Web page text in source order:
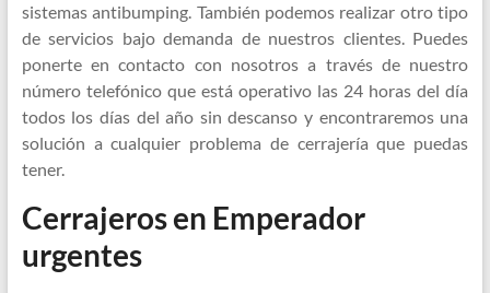
sistemas antibumping. También podemos realizar otro tipo
de servicios bajo demanda de nuestros clientes. Puedes
ponerte en contacto con nosotros a través de nuestro
número telefónico que está operativo las 24 horas del día
todos los días del año sin descanso y encontraremos una
solución a cualquier problema de cerrajería que puedas
tener.
Cerrajeros en Emperador
urgentes